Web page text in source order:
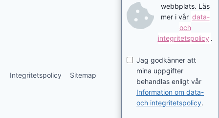
Integritetspolicy Sitemap
webbplats. Läs
mer i vår data-
och
integritetspolicy .
Jag godkänner att
mina uppgifter
behandlas enligt vår
Information om data-
och integritetspolicy.